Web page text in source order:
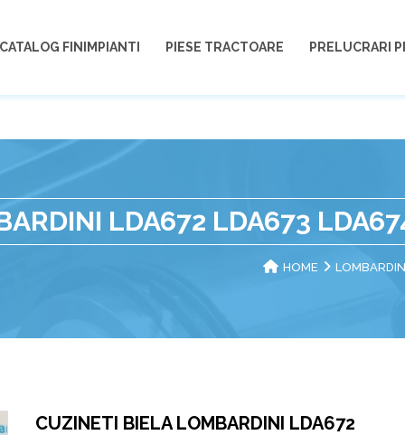
CATALOG FINIMPIANTI PIESE TRACTOARE PRELUCRARI
LDA672 LDA673
HOME
CUZINETI BIELA LOMBARDINI LDA672